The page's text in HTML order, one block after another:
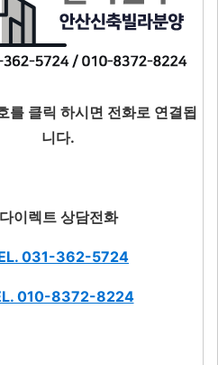
를 클릭 하시면 전화로 연결됩
니다.
다이렉트 상담전화
031-362-5724
010-8372-8224